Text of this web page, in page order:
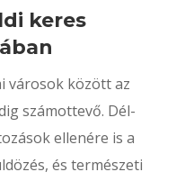
keres
városok között az
számottevő. Dél-
ellenére is a
és természeti